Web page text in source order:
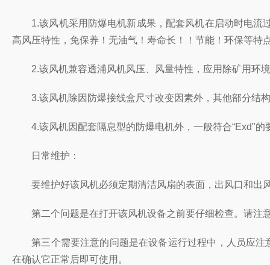
1.该风机采用防爆电机新成果，配套风机在启动时电流过大
高风压特性，免保养！无油气！寿命长！！节能！环保等特点
2.该风机兼容透浦风机风压、风量特性，应用除矿用环
3.该风机除因防爆接线盒尺寸改变因素外，其他部分结构均
4.该风机因配套隔息型的防爆电机外，一般符合“Exd"的要求
日常维护：
要维护好该风机必须定期清洁风扇的表面，出风口和出风口
第二个问题是在打开该风机设备之前要仔细检查。请注意
第三个需要注意的问题是在设备运行过程中，人员应注意
在确认它正常后即可使用。